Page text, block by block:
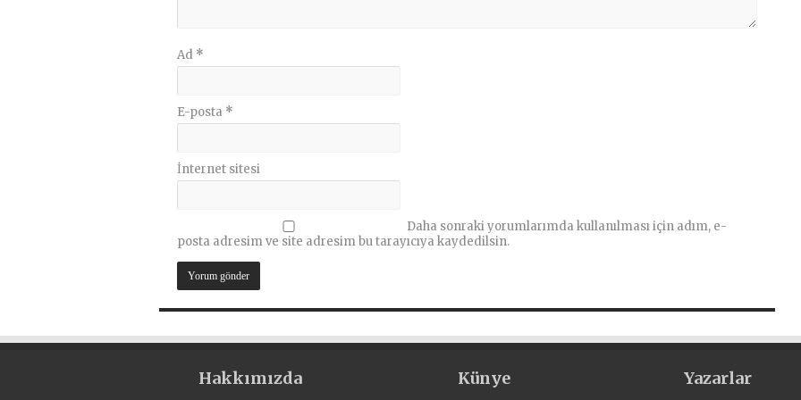
Ad *
E-posta *
İnternet sitesi
Daha sonraki yorumlarımda kullanılması için adım, e-
posta adresim ve site adresim bu tarayıcıya kaydedilsin.
Hakkımızda Künye Yazarlar